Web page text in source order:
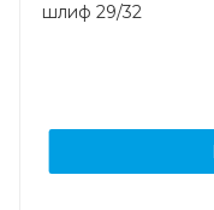
шлиф 29/32